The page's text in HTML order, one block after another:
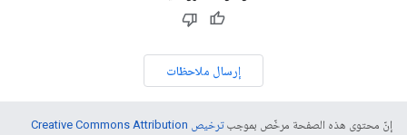
إرسال ملاحظات
إنّ محتوى هذه الصفحة مرخّص بموجب
ترخيص Creative Commons Attribution